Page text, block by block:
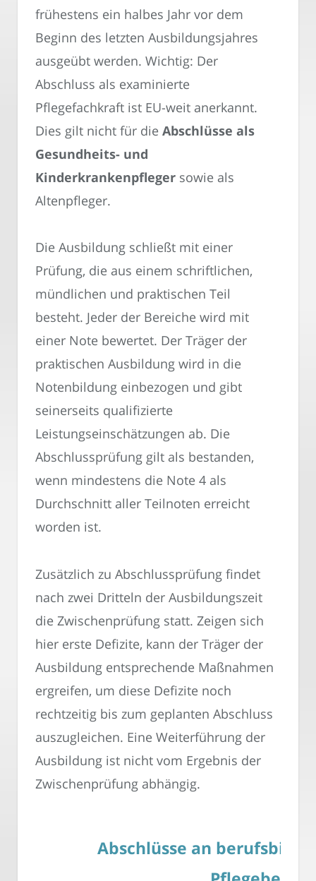
frühestens ein halbes Jahr vor dem
Beginn des letzten Ausbildungsjahres
ausgeübt werden. Wichtig: Der
Abschluss als examinierte
Pflegefachkraft ist EU-weit anerkannt.
Dies gilt nicht für die Abschlüsse als
Gesundheits- und
Kinderkrankenpfleger sowie als
Altenpfleger.
Die Ausbildung schließt mit einer
Prüfung, die aus einem schriftlichen,
mündlichen und praktischen Teil
besteht. Jeder der Bereiche wird mit
einer Note bewertet. Der Träger der
praktischen Ausbildung wird in die
Notenbildung einbezogen und gibt
seinerseits qualifizierte
Leistungseinschätzungen ab. Die
Abschlussprüfung gilt als bestanden,
wenn mindestens die Note 4 als
Durchschnitt aller Teilnoten erreicht
worden ist.
Zusätzlich zu Abschlussprüfung findet
nach zwei Dritteln der Ausbildungszeit
die Zwischenprüfung statt. Zeigen sich
hier erste Defizite, kann der Träger der
Ausbildung entsprechende Maßnahmen
ergreifen, um diese Defizite noch
rechtzeitig bis zum geplanten Abschluss
auszugleichen. Eine Weiterführung der
Ausbildung ist nicht vom Ergebnis der
Zwischenprüfung abhängig.
Abschlüsse an